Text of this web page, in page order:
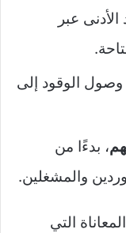
عبر
الوقود إلى
، بدءًا من
والمشغلين.
التي